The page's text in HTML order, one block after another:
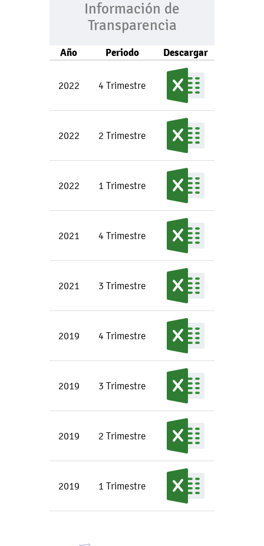
Información de
Transparencia
Año Periodo Descargar
2022 4 Trimestre
2022 2 Trimestre
2022 1 Trimestre
2021 4 Trimestre
2021 3 Trimestre
2019 4 Trimestre
2019 3 Trimestre
2019 2 Trimestre
2019 1 Trimestre